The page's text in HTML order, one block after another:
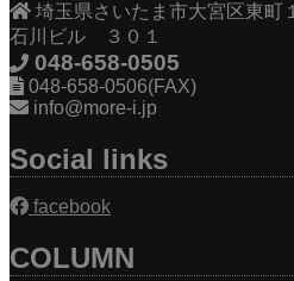
埼玉県さいたま市大宮区東町
石川ビル ３０１
048-658-0505
048-658-0506(FAX)
info@more-i.jp
Social links
facebook
COLUMN